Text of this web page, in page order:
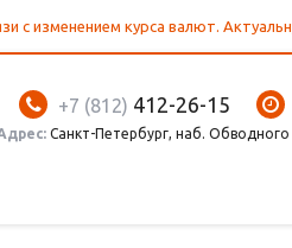
с изменением курса валют.
+7 (812) 412-26-15
Санкт-Петербург, наб.